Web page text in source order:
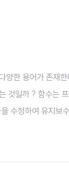
용어가 존재
일까 ? 함수는
수정하여 유지